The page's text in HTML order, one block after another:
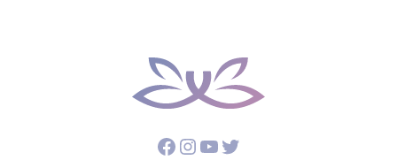
Facebook
Instagram
YouTube
Twitter